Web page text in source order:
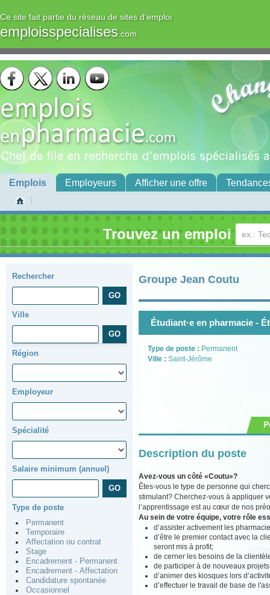
Ce site fait partie du réseau de sites d'emploi
emploisspecialises.com
Emplois Employeurs Afficher une offre
Trouvez un emploi
Rechercher
Ville
Région
Employeur
Spécialité
Salaire minimum (annuel)
Type de poste
Permanent
Temporaire
Affectation ou contrat
Stage
Encadrement - Permanent
Encadrement - Affectation
Candidature spontanée
Occasionnel
Groupe Jean Coutu
Étudiant·e en pharmacie -
Type de poste : Permanent
Ville : Saint-Jérôme
Description du poste
Avez-vous un côté «Coutu»?
Êtes-vous le type de personne qui
stimulant? Cherchez-vous à appliquer
l’apprentissage est au cœur de nos
Au sein de votre équipe, votre rôle
d’assister activement les
d’être le premier contact avec la
seront mis à profit;
de cerner les besoins de la
de participer à de nouveaux
d’animer des kiosques lors
d’effectuer le travail de base de